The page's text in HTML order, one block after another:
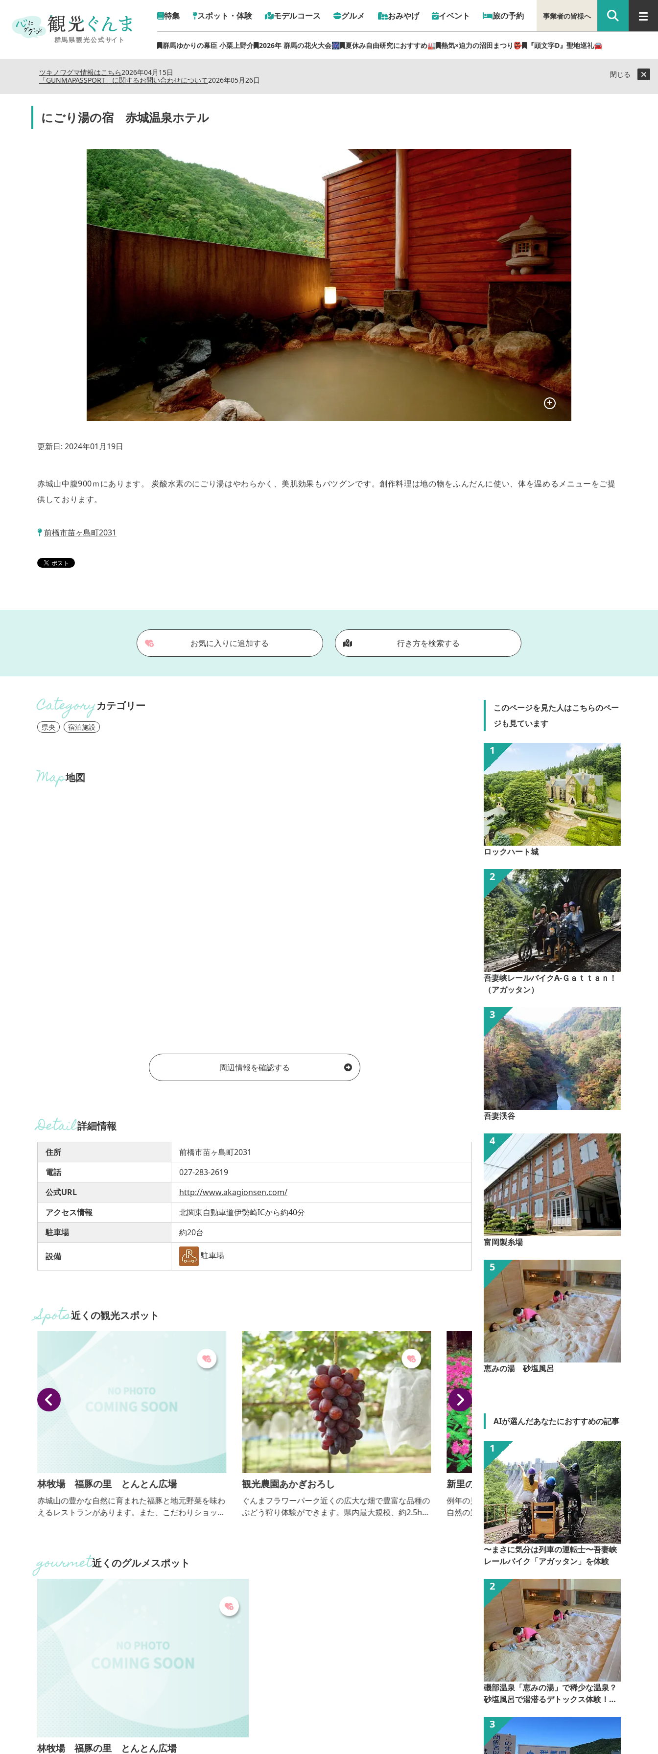
特集 スポット・体験 モデルコース グルメ おみやげ イベント 旅の予約
群馬ゆかりの幕臣 小栗上野介 2026年 群馬の花火大会🎆 夏休み自由研究におすすめ🏭 熱気×迫力の沼田まつり👺 『頭文字D』聖地巡礼🚘
事業者の皆様へ
2026年04月15日
ツキノワグマ情報はこちら
2026年05月26日
「GUNMAPASSPORT」に関するお問い合わせについて
閉じる
にごり湯の宿 赤城温泉ホテル
更新日: 2024年01月19日
赤城山中腹900ｍにあります。 炭酸水素のにごり湯はやわらかく、美肌効果もバツグンです。創作料理は地の物をふんだんに使い、体を温めるメニューをご提
供しております。
前橋市苗ヶ島町2031
お気に入りに追加する 行き方を検索する
カテゴリー
県央 宿泊施設
地図
周辺情報を確認する
詳細情報
住所
前橋市苗ヶ島町2031
電話
027-283-2619
公式URL
http://www.akagionsen.com/
アクセス情報
北関東自動車道伊勢崎ICから約40分
駐車場
約20台
設備 駐車場
近くの観光スポット
林牧場 福豚の里 とんとん広場
赤城山の豊かな自然に育まれた福豚と地元野菜を味わ
えるレストランがあります。また、こだわりショップ
観光農園あかぎおろし
ぐんまフラワーパーク近くの広大な畑で豊富な品種の
ぶどう狩り体験ができます。県内最大規模、約2.5ha
場産食材、手作り加工食品などの直売コーナーも併設
新里のサクラソウ群落
例年の見頃：4月下旬～5月中旬 山間の林に囲まれた
自然の景観が残る約1,600m2の面積に群生している。
県指定天然記念物。
近くのグルメスポット
林牧場 福豚の里 とんとん広場
このページを見た人はこちらのペー
ジも見ています
ロックハート城
吾妻峡レールバイクA-Ｇａｔｔａｎ！
（アガッタン）
吾妻渓谷
富岡製糸場
恵みの湯 砂塩風呂
AIが選んだあなたにおすすめの記事
〜まさに気分は列車の運転士〜吾妻峡
レールバイク「アガッタン」を体験
磯部温泉「恵みの湯」で稀少な温泉？
砂塩風呂で湯潜るデトックス体験！
者）】